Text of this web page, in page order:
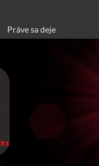
Práve sa deje